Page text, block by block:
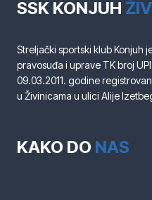
SSK KONJUH
Streljački sportski klub Konjuh
pravosuđa i uprave TK broj
09.03.2011. godine
u Živinicama u ulici Alije
KAKO DO NAS